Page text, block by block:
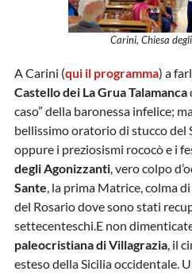
Carini, Chiesa
A Carini (qui il programma) a
Castello dei La Grua Talamanca
caso” della baronessa infelice;
bellissimo oratorio di stucco del
oppure i preziosismi rococò e i
degli Agonizzanti, vero colpo
Sante, la prima Matrice, colma
del Rosario dove sono stati
settecenteschi.E non
paleocristiana di Villagrazia, il
esteso della Sicilia occidentale.